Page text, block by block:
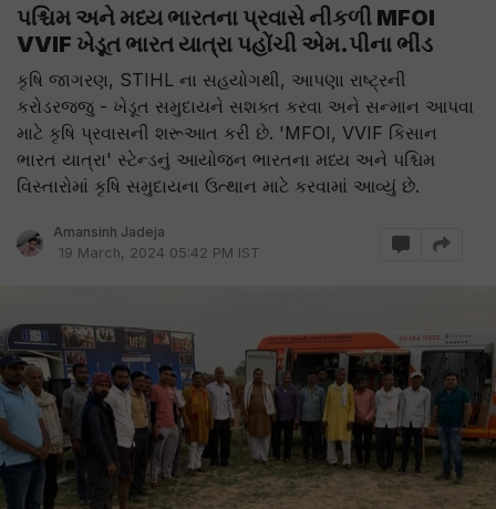
પશ્ચિમ અને મધ્ય ભારતના પ્રવાસે નીકળી MFOI
VVIF ખેડૂત ભારત યાત્રા પહોંચી એમ.પીના ભીંડ
કૃષિ જાગરણ, STIHL ના સહયોગથી, આપણા રાષ્ટ્રની
કરોડરજ્જુ - ખેડૂત સમુદાયને સશક્ત કરવા અને સન્માન આપવા
માટે કૃષિ પ્રવાસની શરૂઆત કરી છે. 'MFOI, VVIF કિસાન
ભારત યાત્રા' સ્ટેન્ડનું આયોજન ભારતના મધ્ય અને પશ્ચિમ
વિસ્તારોમાં કૃષિ સમુદાયના ઉત્થાન માટે કરવામાં આવ્યું છે.
Amansinh Jadeja
19 March, 2024 05:42 PM IST